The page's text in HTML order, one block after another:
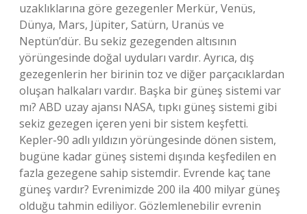
uzaklıklarına göre gezegenler Merkür, Venüs,
Dünya, Mars, Jüpiter, Satürn, Uranüs ve
Neptün’dür. Bu sekiz gezegenden altısının
yörüngesinde doğal uyduları vardır. Ayrıca, dış
gezegenlerin her birinin toz ve diğer parçacıklardan
oluşan halkaları vardır. Başka bir güneş sistemi var
mı? ABD uzay ajansı NASA, tıpkı güneş sistemi gibi
sekiz gezegen içeren yeni bir sistem keşfetti.
Kepler-90 adlı yıldızın yörüngesinde dönen sistem,
bugüne kadar güneş sistemi dışında keşfedilen en
fazla gezegene sahip sistemdir. Evrende kaç tane
güneş vardır? Evrenimizde 200 ila 400 milyar güneş
olduğu tahmin ediliyor. Gözlemlenebilir evrenin